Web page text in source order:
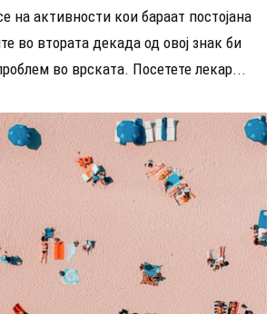
на активности кои бараат постојана
во втората декада од овој знак би
во врската. Посетете лекар...